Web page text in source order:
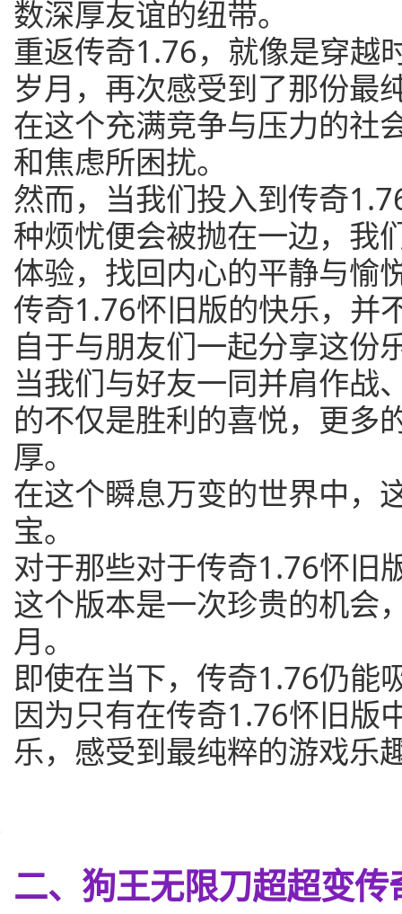
数深厚友谊的纽带。
重返传奇1.76，就像是穿越
岁月，再次感受到了那份最
在这个充满竞争与压力的社
和焦虑所困扰。
然而，当我们投入到传奇
种烦忧便会被抛在一边，我
体验，找回内心的平静与愉
传奇1.76怀旧版的快乐，并
自于与朋友们一起分享这份
当我们与好友一同并肩作战
的不仅是胜利的喜悦，更多
厚。
在这个瞬息万变的世界中，
宝。
对于那些对于传奇1.76怀旧
这个版本是一次珍贵的机会
月。
即使在当下，传奇1.76仍能
因为只有在传奇1.76怀旧版
乐，感受到最纯粹的游戏乐
二、狗王无限刀超超变